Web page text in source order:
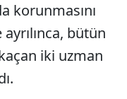
korunmasını
bütün
kaçan iki uzman